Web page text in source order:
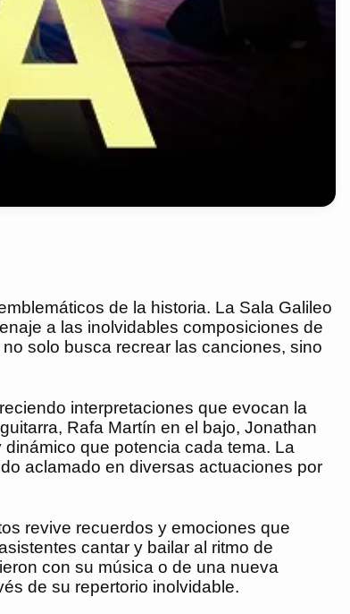
de la historia. La Sala Galileo
a las inolvidables composiciones de
solo busca recrear las canciones, sino
interpretaciones que evocan la
Rafa Martín en el bajo, Jonathan
que potencia cada tema. La
aclamado en diversas actuaciones por
revive recuerdos y emociones que
cantar y bailar al ritmo de
con su música o de una nueva
de su repertorio inolvidable.